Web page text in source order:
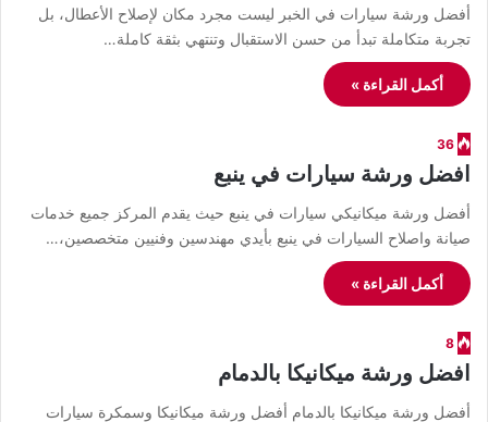
أفضل ورشة سيارات في الخبر ليست مجرد مكان لإصلاح الأعطال، بل
تجربة متكاملة تبدأ من حسن الاستقبال وتنتهي بثقة كاملة…
أكمل القراءة »
36
افضل ورشة سيارات في ينبع
أفضل ورشة ميكانيكي سيارات في ينبع حيث يقدم المركز جميع خدمات
صيانة واصلاح السيارات في ينبع بأيدي مهندسين وفنيين متخصصين،…
أكمل القراءة »
8
افضل ورشة ميكانيكا بالدمام
أفضل ورشة ميكانيكا بالدمام أفضل ورشة ميكانيكا وسمكرة سيارات